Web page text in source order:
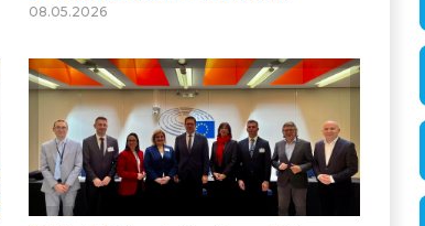
08.05.2026